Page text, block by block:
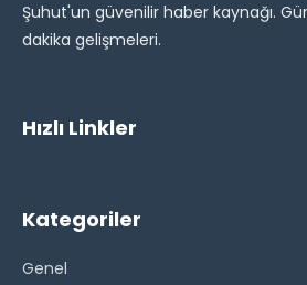
Şuhut'un güvenilir haber kaynağı.
dakika gelişmeleri.
Hızlı Linkler
Kategoriler
Genel